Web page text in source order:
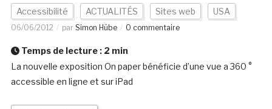
Accessibilité ACTUALITÉS Sites web USA
06/06/2012 par Simon Hübe 0 commentaire
Temps de lecture : 2 min
La nouvelle exposition On paper bénéficie d’une vue a 360 °
accessible en ligne et sur iPad